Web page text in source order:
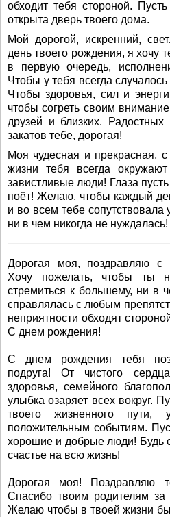
обходит тебя стороной.
открыта дверь твоего дома.
Мой дорогой, искренний,
день твоего рождения, я хочу
в первую очередь,
Чтобы у тебя всегда
Чтобы здоровья, сил и
чтобы согреть своим
друзей и близких. Радостных
закатов тебе, дорогая!
Моя чудесная и прекрасная,
жизни тебя всегда
завистливые люди! Глаза
поёт! Желаю, чтобы каждый
и во всем тебе
ни в чем никогда не нуждалась!
Дорогая моя, поздравляю с
Хочу пожелать, чтобы ты
стремиться к большему, ни в
справлялась с любым
неприятности обходят
С днем рождения!
С днем рождения тебя
подруга! От чистого
здоровья, семейного
улыбка озаряет всех вокруг.
твоего жизненного пути,
положительным событиям.
хорошие и добрые люди! Будь
счастье на всю жизнь!
Дорогая моя! Поздравляю
Спасибо твоим родителям за
Желаю чтобы в твоей жизни